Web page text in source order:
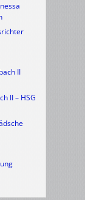
II
II – HSG